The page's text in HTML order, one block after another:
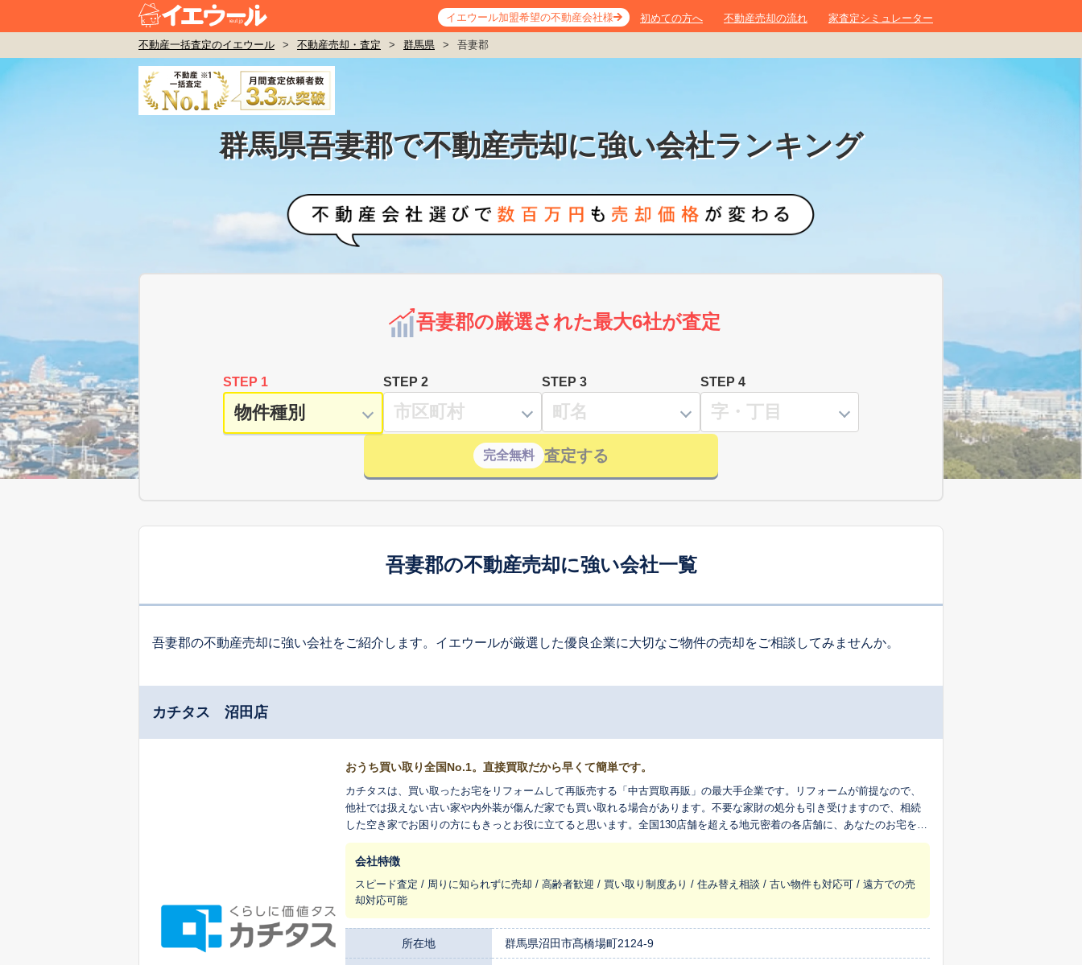
イエウール加盟希望の不動産会社様 初めての方へ 不動産売却の流れ 家査定シミュレーター
不動産一括査定のイエウール > 不動産売却・査定 > 群馬県 > 吾妻郡
群馬県吾妻郡で不動産売却に強い会社ランキング
吾妻郡の厳選された最大6社が査定
STEP 1 STEP 2 STEP 3 STEP 4
完全無料 査定する
吾妻郡の不動産売却に強い会社一覧
吾妻郡の不動産売却に強い会社をご紹介します。イエウールが厳選した優良企業に大切なご物件の売却をご相談してみませんか。
カチタス 沼田店
おうち買い取り全国No.1。直接買取だから早くて簡単です。
カチタスは、買い取ったお宅をリフォームして再販売する「中古買取再販」の最大手企業です。リフォームが前提なので、
他社では扱えない古い家や内外装が傷んだ家でも買い取れる場合があります。不要な家財の処分も引き受けますので、相続
した空き家でお困りの方にもきっとお役に立てると思います。全国130店舗を超える地元密着の各店舗に、あなたのお宅を生
まれ変わらせ、長く住みつなぐお手伝いをさせてください。
会社特徴
スピード査定 / 周りに知られずに売却 / 高齢者歓迎 / 買い取り制度あり / 住み替え相談 / 古い物件も対応可 / 遠方での売
却対応可能
所在地 群馬県沼田市髙橋場町2124-9